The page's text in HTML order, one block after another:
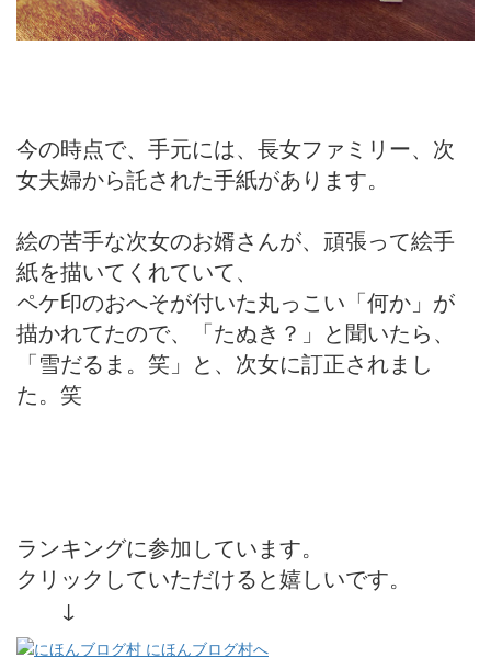
今の時点で、手元には、長女ファミリー、次
女夫婦から託された手紙があります。
絵の苦手な次女のお婿さんが、頑張って絵手
紙を描いてくれていて、
ペケ印のおへそが付いた丸っこい「何か」が
描かれてたので、「たぬき？」と聞いたら、
「雪だるま。笑」と、次女に訂正されまし
た。笑
ランキングに参加しています。
クリックしていただけると嬉しいです。
↓